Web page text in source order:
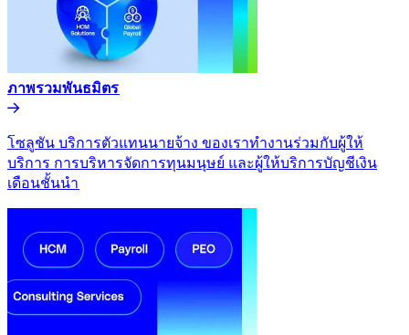
ภาพรวมพันธมิตร​​
โซลูชัน บริการตัวแทนนายจ้าง ของเราทำงานร่วมกับผู้ให้
บริการ การบริหารจัดการทุนมนุษย์ และผู้ให้บริการบัญชีเงิน
เดือนชั้นนำ​​